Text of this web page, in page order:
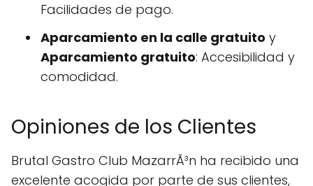
Facilidades de pago.
Aparcamiento en la calle gratuito y
Aparcamiento gratuito: Accesibilidad y
comodidad.
Opiniones de los Clientes
Brutal Gastro Club MazarrÃ³n ha recibido una
excelente acogida por parte de sus clientes,